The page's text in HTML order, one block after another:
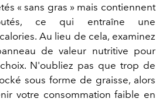
« sans gras » mais contiennent
ce qui entraîne une
Au lieu de cela, examinez
de valeur nutritive pour
N'oubliez pas que trop de
sous forme de graisse, alors
votre consommation faible en